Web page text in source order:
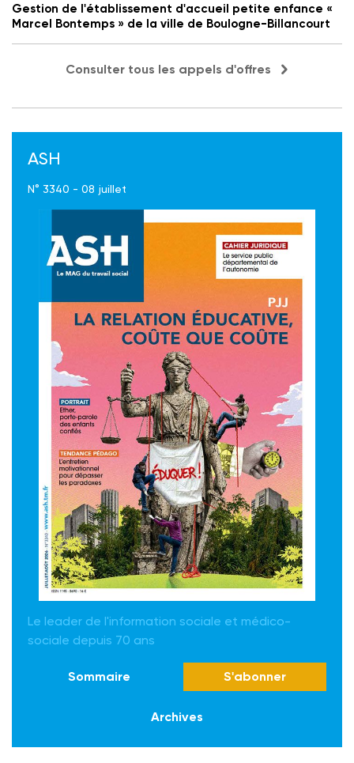
Gestion de l'établissement d'accueil petite enfance «
Marcel Bontemps » de la ville de Boulogne-Billancourt
Consulter tous les appels d'offres
ASH
N° 3340 - 08 juillet
Le leader de l'information sociale et médico-
sociale depuis 70 ans
Sommaire S'abonner
Archives